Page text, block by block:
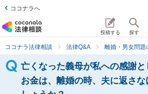
ココナラへ
投稿する 探す
ココナラ法律相談 法律Q&A 離婚・男女問題
亡くなった義母が私への感謝
お金は、離婚の時、夫に返さ